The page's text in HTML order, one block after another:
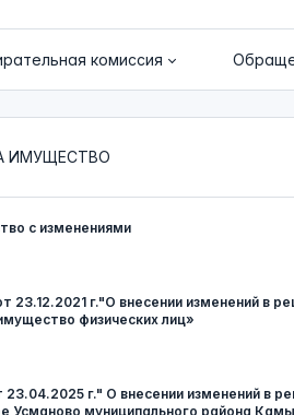
комиссия
ИМУЩЕСТВО
с изменениями
23.12.2021 г."О внесении изменений в
физических лиц»
г." О внесении изменений в
Усманово муниципального района